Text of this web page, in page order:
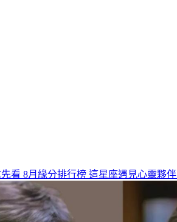
看 8月緣分排行榜 這星座遇見心靈夥伴